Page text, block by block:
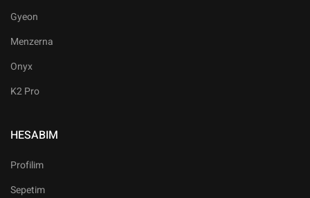
Gyeon
Menzerna
Onyx
K2 Pro
HESABIM
Profilim
Sepetim